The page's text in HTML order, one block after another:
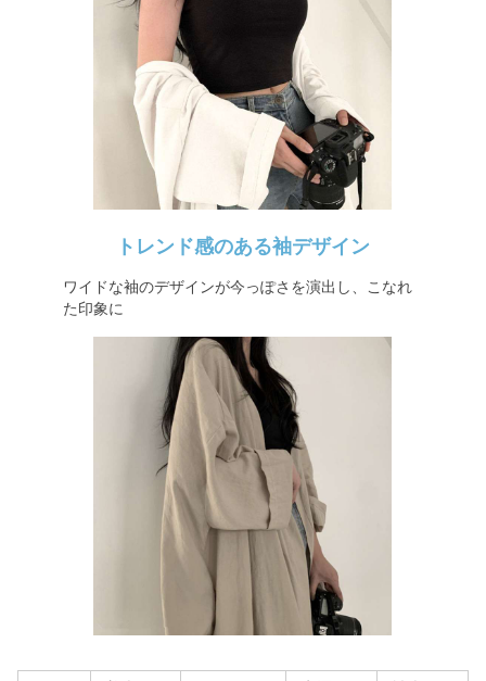
トレンド感のある袖デザイン
ワイドな袖のデザインが今っぽさを演出し、こなれ
た印象に